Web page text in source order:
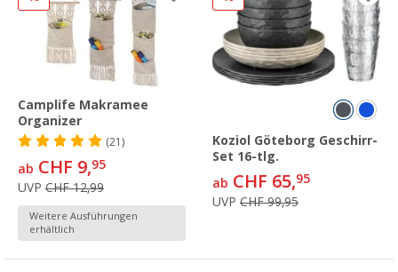
Camplife Makramee
Organizer
(21)
ab CHF 9,95
UVP CHF 12,99
Weitere Ausführungen
erhältlich
Koziol Göteborg Geschirr-
Set 16-tlg.
ab CHF 65,95
UVP CHF 99,95